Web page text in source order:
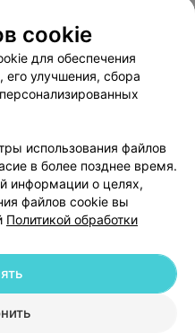
Способы оплаты
Партнеры
103.by
данных
| 220012, Республика Беларусь,
cookie
для обеспечения
его улучшения, сбора
использования файлов
в более позднее время.
информации о целях,
файлов cookie вы
Политикой обработки